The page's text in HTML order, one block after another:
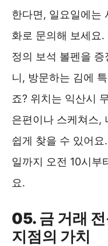
한다면, 일요일에는
화로 문의해 보세요
정의 보석 볼펜을
니, 방문하는 김에
죠? 위치는 익산시
은편이나 스케쳐스,
쉽게 찾을 수 있어
일까지 오전 10시부
요.
05. 금 거래
지점의 가치